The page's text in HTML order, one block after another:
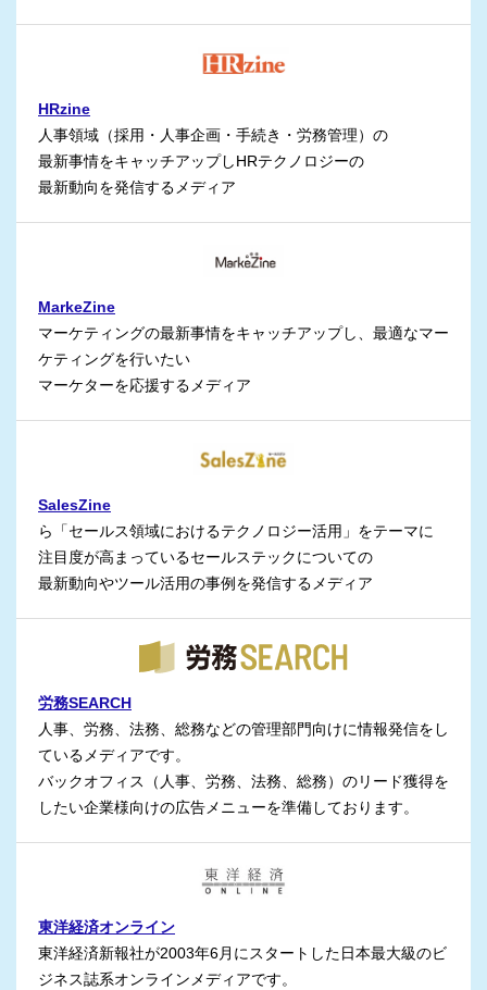
HRzine
人事領域（採用・人事企画・手続き・労務管理）の
最新事情をキャッチアップしHRテクノロジーの
最新動向を発信するメディア
MarkeZine
マーケティングの最新事情をキャッチアップし、最適なマー
ケティングを行いたい
マーケターを応援するメディア
SalesZine
ら「セールス領域におけるテクノロジー活用」をテーマに
注目度が高まっているセールステックについての
最新動向やツール活用の事例を発信するメディア
労務SEARCH
人事、労務、法務、総務などの管理部門向けに情報発信をし
ているメディアです。
バックオフィス（人事、労務、法務、総務）のリード獲得を
したい企業様向けの広告メニューを準備しております。
東洋経済オンライン
東洋経済新報社が2003年6⽉にスタートした⽇本最⼤級のビ
ジネス誌系オンラインメディアです。